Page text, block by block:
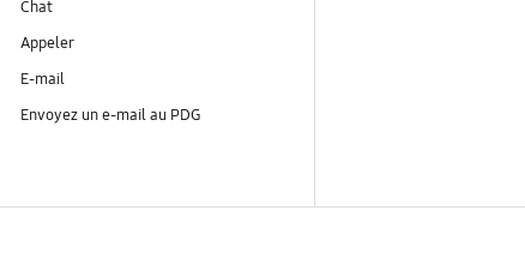
Chat
Appeler
E-mail
Envoyez un e-mail au PDG